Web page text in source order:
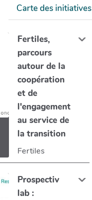
Carte des initiatives
Fertiles,
parcours
autour de la
coopération
et de
l'engagement
au service de
la transition
Fertiles
Prospectiv
lab :